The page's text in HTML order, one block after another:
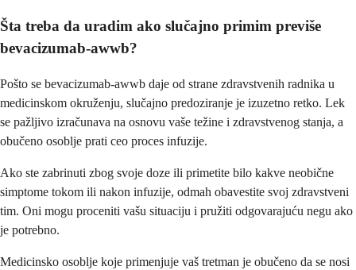
Šta treba da uradim ako slučajno primim previše
bevacizumab-awwb?
Pošto se bevacizumab-awwb daje od strane zdravstvenih radnika u
medicinskom okruženju, slučajno predoziranje je izuzetno retko. Lek
se pažljivo izračunava na osnovu vaše težine i zdravstvenog stanja, a
obučeno osoblje prati ceo proces infuzije.
Ako ste zabrinuti zbog svoje doze ili primetite bilo kakve neobične
simptome tokom ili nakon infuzije, odmah obavestite svoj zdravstveni
tim. Oni mogu proceniti vašu situaciju i pružiti odgovarajuću negu ako
je potrebno.
Medicinsko osoblje koje primenjuje vaš tretman je obučeno da se nosi